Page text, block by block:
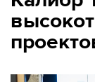
ЗАЛЫ